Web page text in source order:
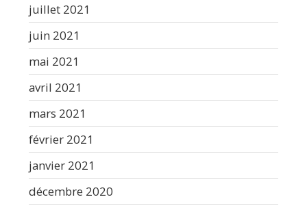
juillet 2021
juin 2021
mai 2021
avril 2021
mars 2021
février 2021
janvier 2021
décembre 2020